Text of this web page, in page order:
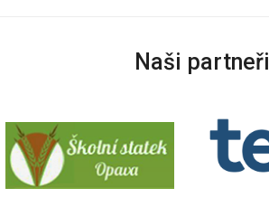
Naši partneři